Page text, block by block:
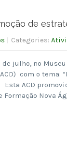
de
| Categories:
de julho, no
com o tema:
Esta ACD
Formação Nova